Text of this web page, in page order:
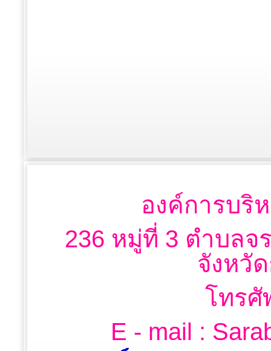
องค์การบริ
236 หมู่ที่ 3 ตำบลจ
จังหวั
โทรศั
E - mail :